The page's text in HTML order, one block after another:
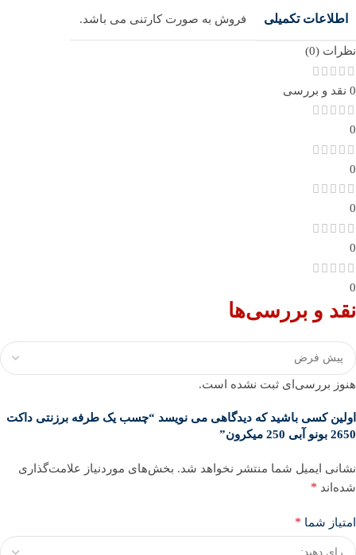
اطلاعات تکمیلی فروش به صورت کارتنی می باشد.
نظرات (0)
0 نقد و بررسی
0
0
0
0
0
نقد و بررسی‌ها
هنوز بررسی‌ای ثبت نشده است.
اولین کسی باشید که دیدگاهی می نویسد “چسب یک طرفه برزنتی داکت
2650 بونو آبی 250 میکرون”
نشانی ایمیل شما منتشر نخواهد شد. بخش‌های موردنیاز علامت‌گذاری
شده‌اند *
امتیاز شما *